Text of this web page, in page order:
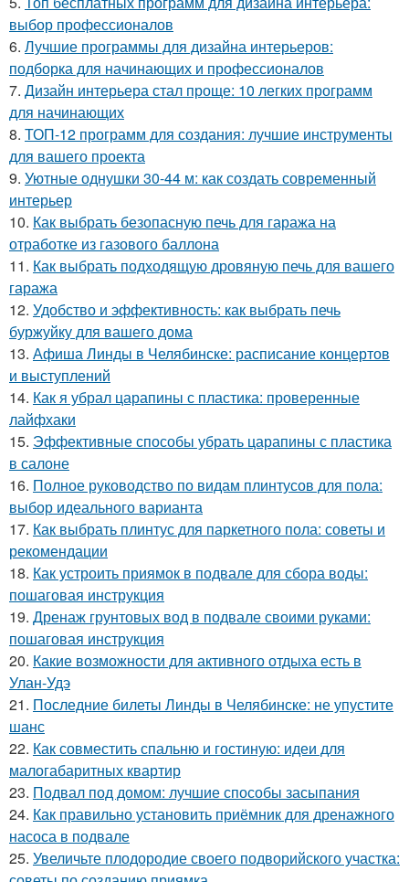
выбор профессионалов
6. Лучшие программы для дизайна интерьеров:
подборка для начинающих и профессионалов
7. Дизайн интерьера стал проще: 10 легких программ
для начинающих
8. ТОП-12 программ для создания: лучшие инструменты
для вашего проекта
9. Уютные однушки 30-44 м: как создать современный
интерьер
10. Как выбрать безопасную печь для гаража на
отработке из газового баллона
11. Как выбрать подходящую дровяную печь для вашего
гаража
12. Удобство и эффективность: как выбрать печь
буржуйку для вашего дома
13. Афиша Линды в Челябинске: расписание концертов
и выступлений
14. Как я убрал царапины с пластика: проверенные
лайфхаки
15. Эффективные способы убрать царапины с пластика
в салоне
16. Полное руководство по видам плинтусов для пола:
выбор идеального варианта
17. Как выбрать плинтус для паркетного пола: советы и
рекомендации
18. Как устроить приямок в подвале для сбора воды:
пошаговая инструкция
19. Дренаж грунтовых вод в подвале своими руками:
пошаговая инструкция
20. Какие возможности для активного отдыха есть в
Улан-Удэ
21. Последние билеты Линды в Челябинске: не упустите
шанс
22. Как совместить спальню и гостиную: идеи для
малогабаритных квартир
23. Подвал под домом: лучшие способы засыпания
24. Как правильно установить приёмник для дренажного
насоса в подвале
25. Увеличьте плодородие своего подворийского участка: